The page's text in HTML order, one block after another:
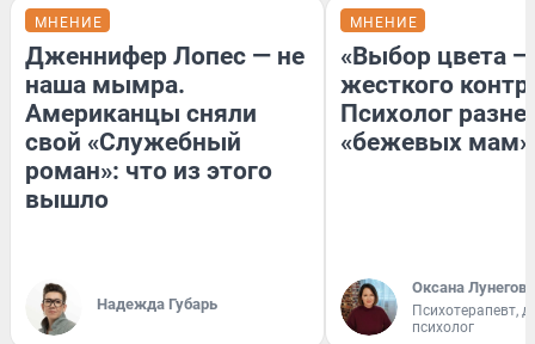
МНЕНИЕ
Дженнифер Лопес — не
наша мымра.
Американцы сняли
свой «Служебный
роман»: что из этого
вышло
Надежда Губарь
МНЕНИЕ
«Выбор цвета —
жесткого
Психолог
«бежевых мам»
Оксана Лунегова
Психотерапевт,
психолог